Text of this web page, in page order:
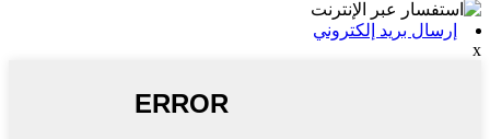
إرسال بريد إلكتروني
x